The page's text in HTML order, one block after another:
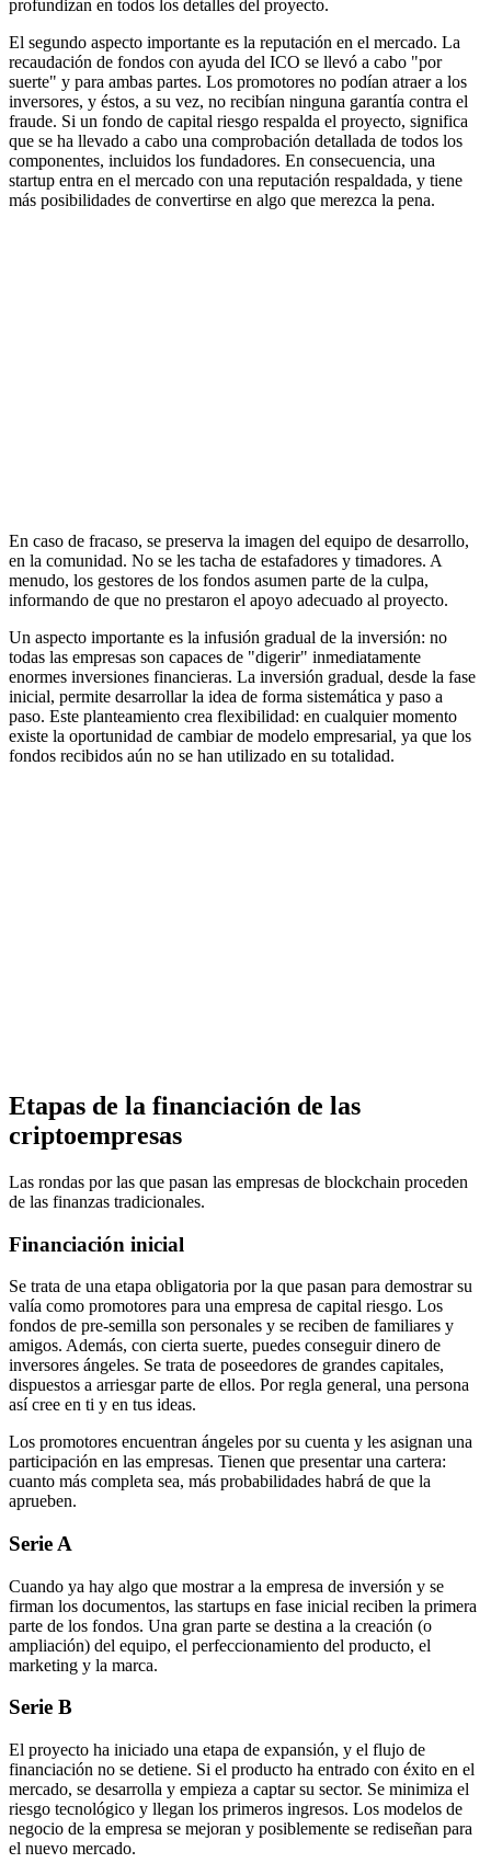
profundizan en todos los detalles del proyecto.
El segundo aspecto importante es la reputación en el mercado. La
recaudación de fondos con ayuda del ICO se llevó a cabo "por
suerte" y para ambas partes. Los promotores no podían atraer a los
inversores, y éstos, a su vez, no recibían ninguna garantía contra el
fraude. Si un fondo de capital riesgo respalda el proyecto, significa
que se ha llevado a cabo una comprobación detallada de todos los
componentes, incluidos los fundadores. En consecuencia, una
startup entra en el mercado con una reputación respaldada, y tiene
más posibilidades de convertirse en algo que merezca la pena.
En caso de fracaso, se preserva la imagen del equipo de desarrollo,
en la comunidad. No se les tacha de estafadores y timadores. A
menudo, los gestores de los fondos asumen parte de la culpa,
informando de que no prestaron el apoyo adecuado al proyecto.
Un aspecto importante es la infusión gradual de la inversión: no
todas las empresas son capaces de "digerir" inmediatamente
enormes inversiones financieras. La inversión gradual, desde la fase
inicial, permite desarrollar la idea de forma sistemática y paso a
paso. Este planteamiento crea flexibilidad: en cualquier momento
existe la oportunidad de cambiar de modelo empresarial, ya que los
fondos recibidos aún no se han utilizado en su totalidad.
Etapas de la financiación de las
criptoempresas
Las rondas por las que pasan las empresas de blockchain proceden
de las finanzas tradicionales.
Financiación inicial
Se trata de una etapa obligatoria por la que pasan para demostrar su
valía como promotores para una empresa de capital riesgo. Los
fondos de pre-semilla son personales y se reciben de familiares y
amigos. Además, con cierta suerte, puedes conseguir dinero de
inversores ángeles. Se trata de poseedores de grandes capitales,
dispuestos a arriesgar parte de ellos. Por regla general, una persona
así cree en ti y en tus ideas.
Los promotores encuentran ángeles por su cuenta y les asignan una
participación en las empresas. Tienen que presentar una cartera:
cuanto más completa sea, más probabilidades habrá de que la
aprueben.
Serie A
Cuando ya hay algo que mostrar a la empresa de inversión y se
firman los documentos, las startups en fase inicial reciben la primera
parte de los fondos. Una gran parte se destina a la creación (o
ampliación) del equipo, el perfeccionamiento del producto, el
marketing y la marca.
Serie B
El proyecto ha iniciado una etapa de expansión, y el flujo de
financiación no se detiene. Si el producto ha entrado con éxito en el
mercado, se desarrolla y empieza a captar su sector. Se minimiza el
riesgo tecnológico y llegan los primeros ingresos. Los modelos de
negocio de la empresa se mejoran y posiblemente se rediseñan para
el nuevo mercado.